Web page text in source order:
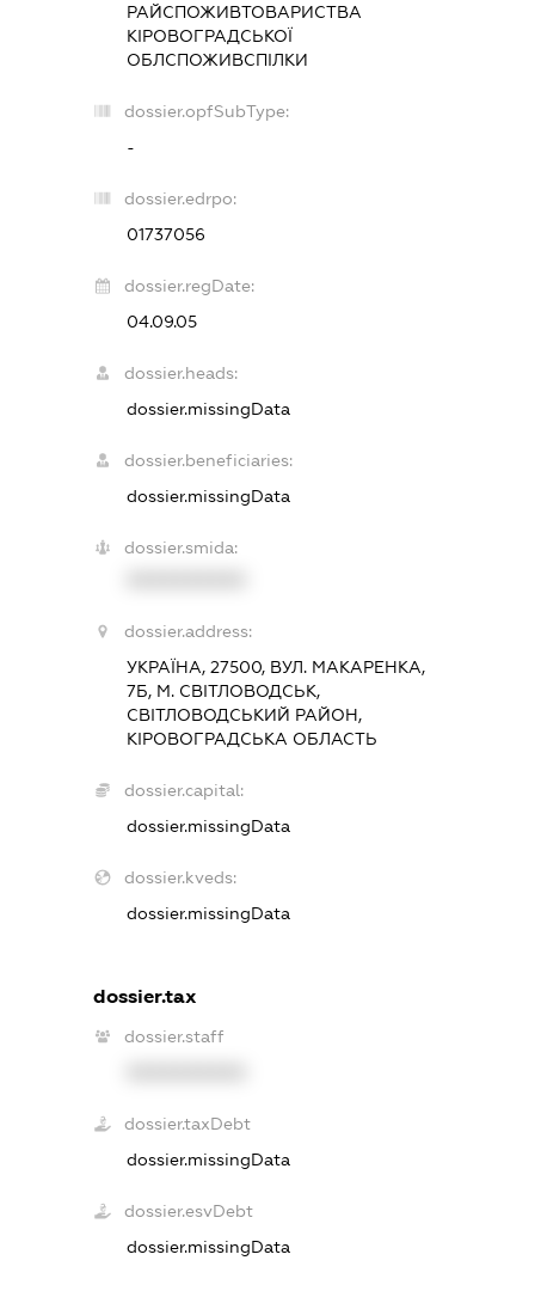
РАЙСПОЖИВТОВАРИСТВА
КІРОВОГРАДСЬКОЇ
ОБЛСПОЖИВСПІЛКИ
dossier.opfSubType:
-
dossier.edrpo:
01737056
dossier.regDate:
04.09.05
dossier.heads:
dossier.missingData
dossier.beneficiaries:
dossier.missingData
dossier.smida:
dossier.address:
УКРАЇНА, 27500, ВУЛ. МАКАРЕНКА,
7Б, М. СВІТЛОВОДСЬК,
СВІТЛОВОДСЬКИЙ РАЙОН,
КІРОВОГРАДСЬКА ОБЛАСТЬ
dossier.capital:
dossier.missingData
dossier.kveds:
dossier.missingData
dossier.tax
dossier.staff
dossier.taxDebt
dossier.missingData
dossier.esvDebt
dossier.missingData